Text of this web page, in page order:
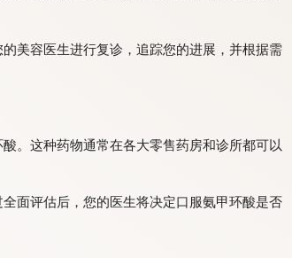
美容医生进行复诊，追踪您的进展，并根据需
。这种药物通常在各大零售药房和诊所都可以
面评估后，您的医生将决定口服氨甲环酸是否